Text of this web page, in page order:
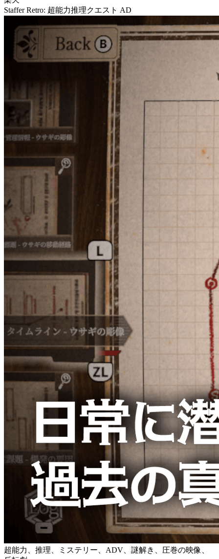
Staffer Retro: 超能力推理クエスト AD
超能力、推理、ミステリー、ADV、謎解き、圧巻の映像、